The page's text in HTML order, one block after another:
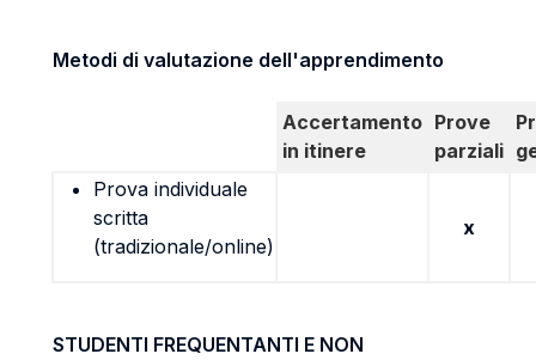
Metodi di valutazione dell'apprendimento
Accertamento
in itinere
Prove
parziali
Prova individuale
scritta
(tradizionale/online)
x
STUDENTI FREQUENTANTI E NON